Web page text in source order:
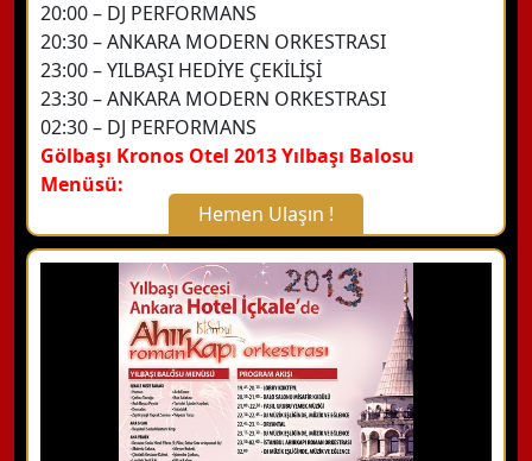
20:00 – DJ PERFORMANS
20:30 – ANKARA MODERN ORKESTRASI
23:00 – YILBAŞI HEDİYE ÇEKİLİŞİ
23:30 – ANKARA MODERN ORKESTRASI
02:30 – DJ PERFORMANS
Gölbaşı Kronos Otel 2013 Yılbaşı Balosu
Menüsü:
Hemen Ulaşın !
X Kapat
WhatsApp ile Bilgi Alın
Hemen Arayın